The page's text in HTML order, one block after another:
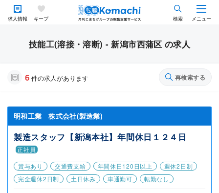
求人情報 キープ 検索 メニュー
技能工(溶接・溶断) - 新潟市西蒲区 の求人
6 件の求人があります 再検索する
明和工業 株式会社(製造業)
製造スタッフ【新潟本社】年間休日１２４日
正社員
賞与あり
交通費支給 年間休日120日以上
週休2日制
完全週休2日制
土日休み 車通勤可 転勤なし